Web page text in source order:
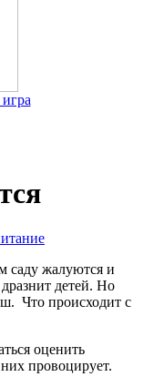
саду жалуются и
детей. Но
Что происходит с
оценить
провоцирует.